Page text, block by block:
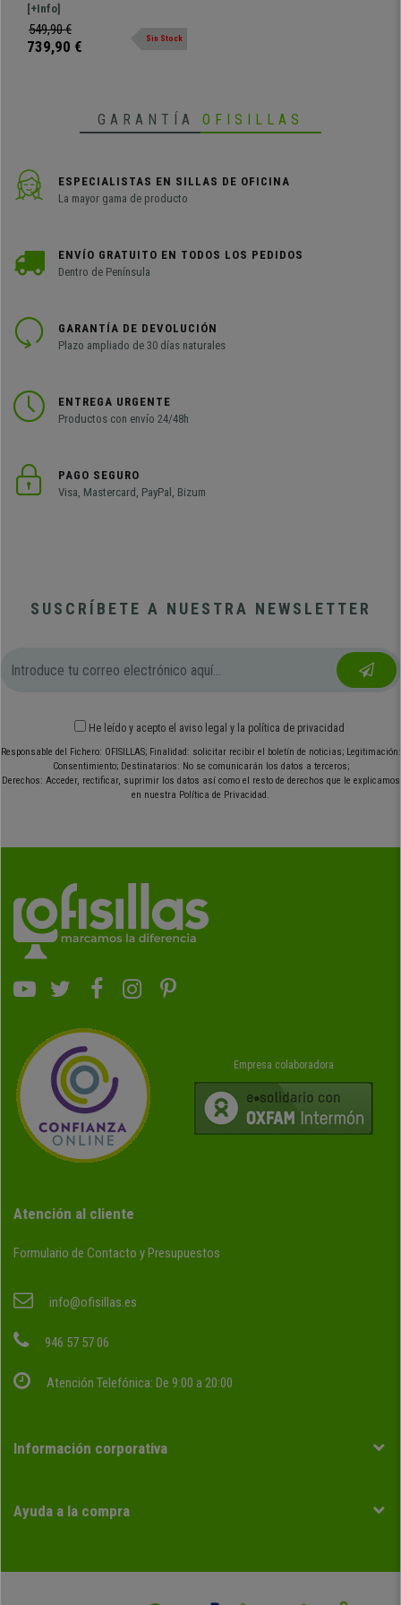
cm, Patas Metálicas,
Madera de Mango
Dimensiones 120x60 y 79 cm de
altura Atractivo y funcional
escritorio con cajones hecho a
[+Info]
549,90 €
739,90 € Sin Stock
GARANTÍA OFISILLAS
ESPECIALISTAS EN SILLAS DE OFICINA
La mayor gama de producto
ENVÍO GRATUITO EN TODOS LOS PEDIDOS
Dentro de Península
GARANTÍA DE DEVOLUCIÓN
Plazo ampliado de 30 días naturales
ENTREGA URGENTE
Productos con envío 24/48h
PAGO SEGURO
Visa, Mastercard, PayPal, Bizum
SUSCRÍBETE A NUESTRA NEWSLETTER
He leído y acepto el aviso legal y la política de privacidad
Responsable del Fichero: OFISILLAS; Finalidad: solicitar recibir el boletín de noticias; Legitimación:
Consentimiento; Destinatarios: No se comunicarán los datos a terceros;
Derechos: Acceder, rectificar, suprimir los datos así como el resto de derechos que le explicamos
en nuestra Política de Privacidad.
Empresa colaboradora
Atención al cliente
Formulario de Contacto y Presupuestos
info@ofisillas.es
946 57 57 06
Atención Telefónica: De 9:00 a 20:00
Información corporativa
Ayuda a la compra